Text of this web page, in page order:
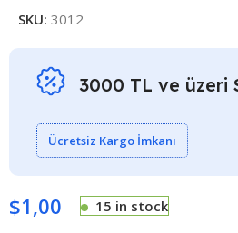
SKU:3012
3000 TL ve üzeri
Ücretsiz Kargo İmkanı
$1,00 15 in stock